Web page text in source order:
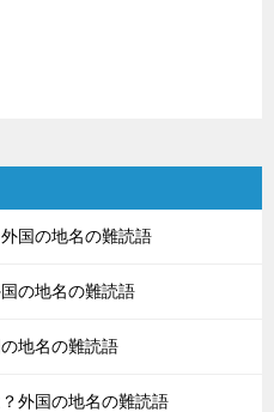
国の地名の難読語
の地名の難読語
地名の難読語
外国の地名の難読語